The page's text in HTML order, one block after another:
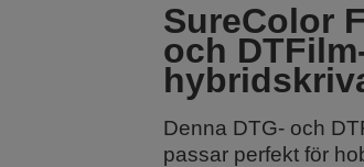
SureColor
och
Denna DTG- och
passar perfekt för